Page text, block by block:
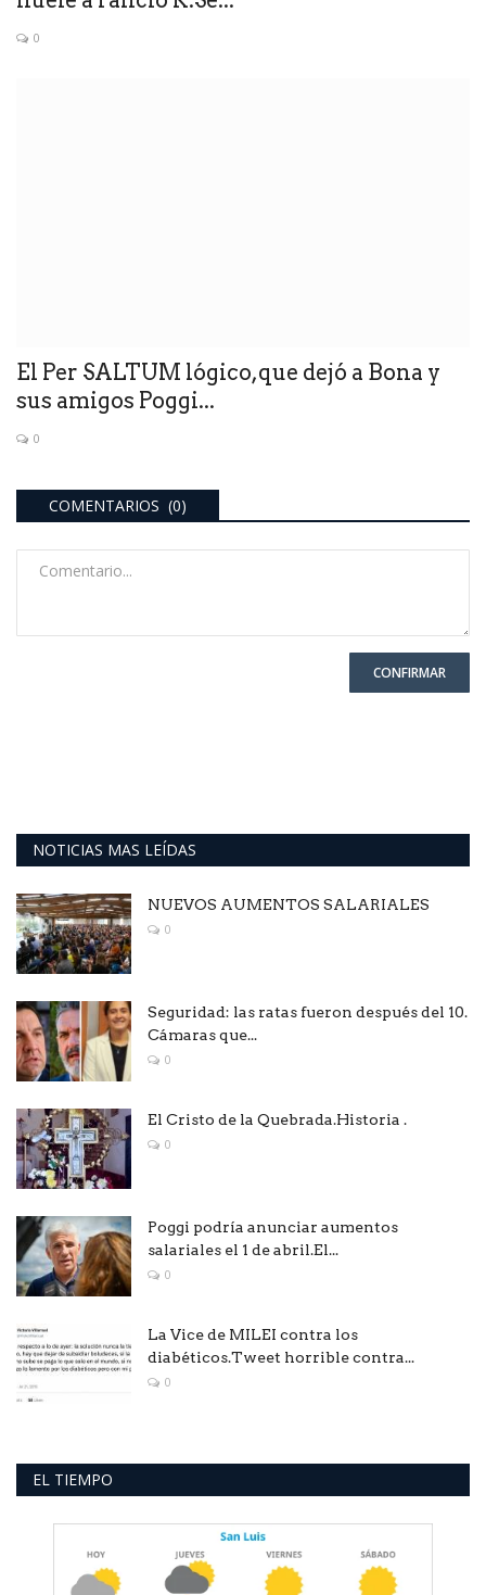
0
El Per SALTUM lógico,que dejó a Bona y
sus amigos Poggi...
0
COMENTARIOS (0)
CONFIRMAR
NOTICIAS MAS LEÍDAS
NUEVOS AUMENTOS SALARIALES
0
Seguridad: las ratas fueron después del 10.
Cámaras que...
0
El Cristo de la Quebrada.Historia .
0
Poggi podría anunciar aumentos
salariales el 1 de abril.El...
0
La Vice de MILEI contra los
diabéticos.Tweet horrible contra...
0
EL TIEMPO